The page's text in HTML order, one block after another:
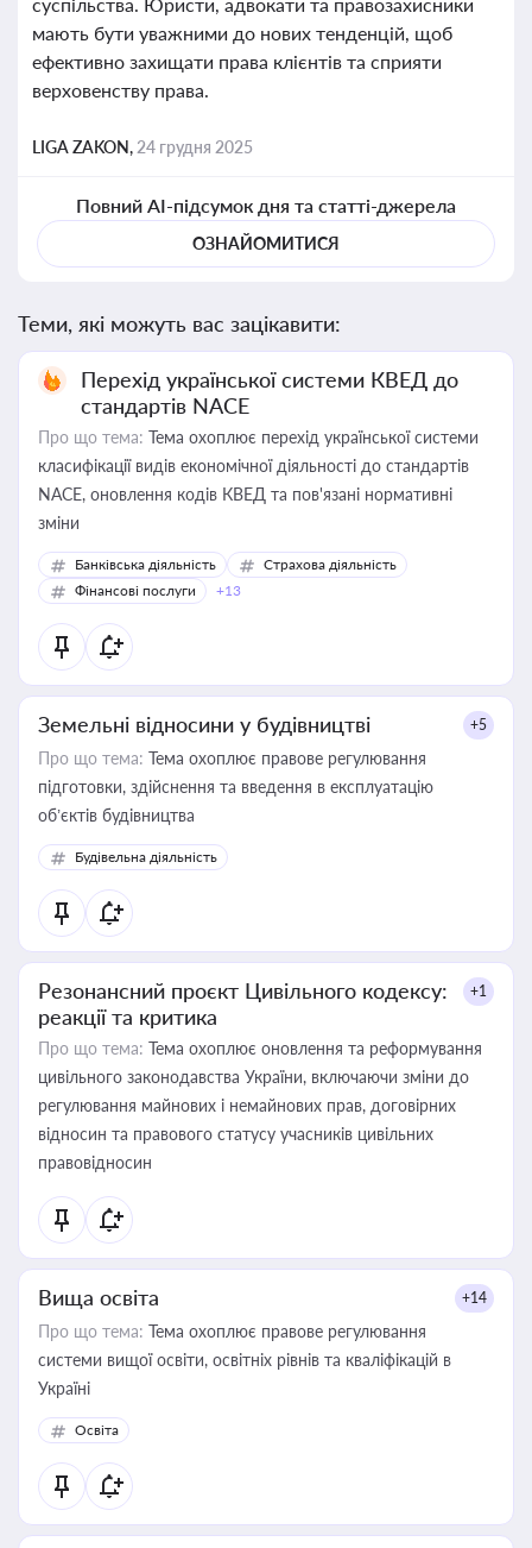
мають бути уважними до нових тенденцій, щоб
ефективно захищати права клієнтів та сприяти
верховенству права.
LIGA ZAKON, 24 грудня 2025
Повний AI-підсумок дня та статті-джерела
ОЗНАЙОМИТИСЯ
Теми, які можуть вас зацікавити:
Перехід української системи КВЕД до
стандартів NACE
Про що тема: Тема охоплює перехід української системи
класифікації видів економічної діяльності до стандартів
NACE, оновлення кодів КВЕД та пов'язані нормативні
зміни
Банківська діяльність
Страхова діяльність
Фінансові послуги
+13
Земельні відносини у будівництві +5
Про що тема: Тема охоплює правове регулювання
підготовки, здійснення та введення в експлуатацію
об’єктів будівництва
Будівельна діяльність
Резонансний проєкт Цивільного кодексу:
реакції та критика
+1
Про що тема: Тема охоплює оновлення та реформування
цивільного законодавства України, включаючи зміни до
регулювання майнових і немайнових прав, договірних
відносин та правового статусу учасників цивільних
правовідносин
Вища освіта +14
Про що тема: Тема охоплює правове регулювання
системи вищої освіти, освітніх рівнів та кваліфікацій в
Україні
Освіта